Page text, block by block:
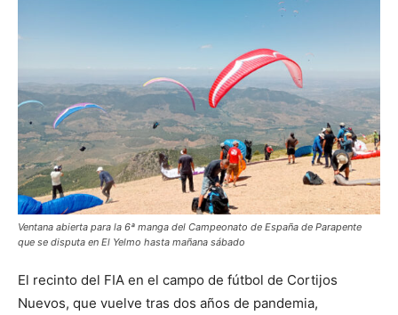
Ventana abierta para la 6ª manga del Campeonato de España de Parapente
que se disputa en El Yelmo hasta mañana sábado
El recinto del FIA en el campo de fútbol de Cortijos
Nuevos, que vuelve tras dos años de pandemia,